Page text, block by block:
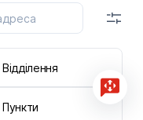
Відділення
Пункти